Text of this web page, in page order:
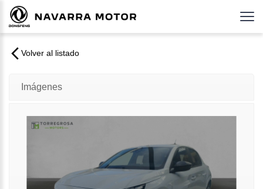
Volver al listado
Imágenes